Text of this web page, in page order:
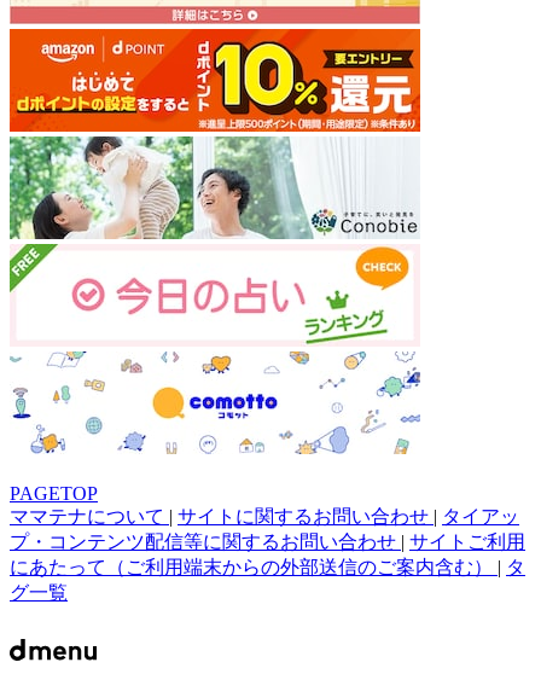
PAGETOP
ママテナについて | サイトに関するお問い合わせ | タイアッ
プ・コンテンツ配信等に関するお問い合わせ | サイトご利用
にあたって（ご利用端末からの外部送信のご案内含む） | タ
グ一覧